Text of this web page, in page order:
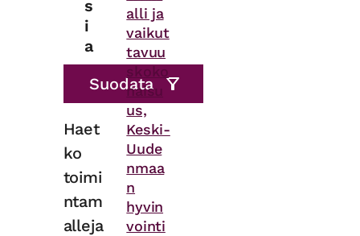
s
i
a
Haet
ko
toimi
ntam
alleja
alli ja
vaikut
tavuu
skoko
naisu
us,
Keski-
Uude
nmaa
n
hyvin
vointi